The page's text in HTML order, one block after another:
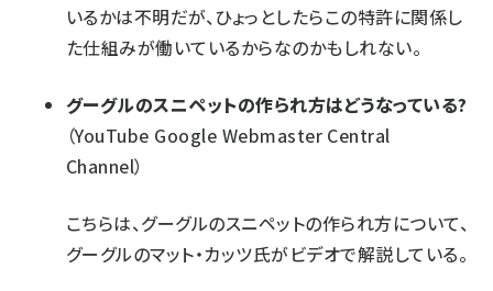
いるかは不明だが、ひょっとしたらこの特許に関係し
た仕組みが働いているからなのかもしれない。
グーグルのスニペットの作られ方はどうなっている?
（YouTube Google Webmaster Central
Channel）
こちらは、グーグルのスニペットの作られ方について、
グーグルのマット・カッツ氏がビデオで解説している。